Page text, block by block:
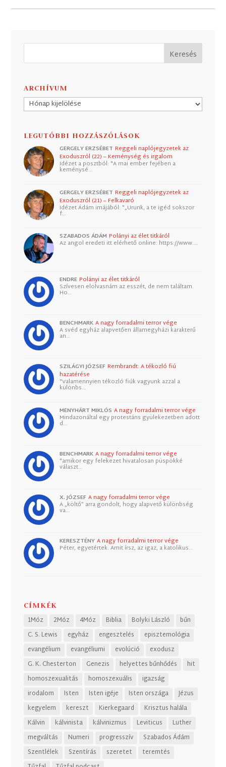
ARCHÍVUM
Archívum
LEGUTÓBBI HOZZÁSZÓLÁSOK
GERGELY ERZSÉBET Reggeli naplójegyzetek az
Exoduszról (22) – Keménység és irgalom
Idézet a posztból: "A mai ember fejében a
keménysé…
GERGELY ERZSÉBET Reggeli naplójegyzetek az
Exoduszról (21) – Felkavaró
Idézet Ádám imájából: "„Urunk, a te igéd sokszor
f…
SZABADOS ÁDÁM Polányi az élet titkáról
Az angol eredeti itt elérhető online: https://www.…
ENDRE Polányi az élet titkáról
Szívesen elolvasnám az esszét, de nem találtam.
Ho…
BENCHMARK A nagy forradalmi terror vége
A svéd egyház alapvetően államegyházi karakterű
an…
SZILÁGYI JÓZSEF Rembrandt: A tékozló fiú
hazatérése
"Valamennyien tékozló fiúk vagyunk azzal a
különbs…
MENYHÁRT MIKLÓS A nagy forradalmi terror vége
Mindazonáltal egy protestáns gyülekezetben adott
d…
BENCHMARK A nagy forradalmi terror vége
"amikor egy felekezet hivatalosan püspökké
választ…
X. JÓZSEF A nagy forradalmi terror vége
A „költő” arra gondolt, hogy alapvető különbség
va…
KERESZTÉNY A nagy forradalmi terror vége
Péter, egyetértek. Amit írsz, az igaz, a katolikus…
CÍMKÉK
1Móz 2Móz 4Móz Biblia Bolyki László
bűn
C. S. Lewis
egyház engesztelés
episztemológia
evangélium
evangéliumi evolúció
exodusz
G. K. Chesterton
Genezis helyettes bűnhődés
hit
homoszexualitás
homoszexuális
igazság
irodalom
Isten Isten igéje Isten országa
Jézus
kegyelem
kereszt Kierkegaard
Krisztus halála
Kálvin
kálvinista kálvinizmus Leviticus
Luther
megváltás
Numeri progresszív
Szabados Ádám
Szentlélek
Szentírás szeretet
teremtés